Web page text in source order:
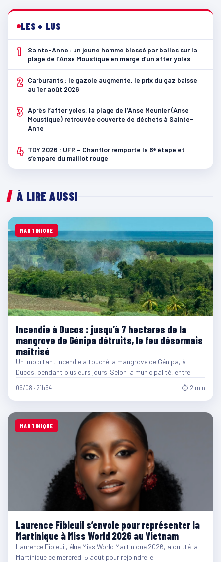
LES + LUS
1
Sainte-Anne : un jeune homme blessé par balles sur la
plage de l’Anse Moustique en marge d’un after yoles
2
Carburants : le gazole augmente, le prix du gaz baisse
au 1er août 2026
3 Après l’after yoles, la plage de l’Anse Meunier (Anse
Moustique) retrouvée couverte de déchets à Sainte-
Anne
4 TDY 2026 : UFR – Chanflor remporte la 6ᵉ étape et
s’empare du maillot rouge
À LIRE AUSSI
MARTINIQUE
Incendie à Ducos : jusqu’à 7 hectares de la
mangrove de Génipa détruits, le feu désormais
maîtrisé
Un important incendie a touché la mangrove de Génipa, à
Ducos, pendant plusieurs jours. Selon la municipalité, entre…
06/08 · 21h54 ⏱ 2 min
MARTINIQUE
Laurence Fibleuil s’envole pour représenter la
Martinique à Miss World 2026 au Vietnam
Laurence Fibleuil, élue Miss World Martinique 2026, a quitté la
Martinique ce mercredi 5 août pour rejoindre le…